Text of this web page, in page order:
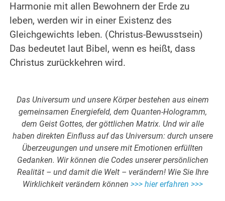
Harmonie mit allen Bewohnern der Erde zu
leben, werden wir in einer Existenz des
Gleichgewichts leben. (Christus-Bewusstsein)
Das bedeutet laut Bibel, wenn es heißt, dass
Christus zurückkehren wird.
Das Universum und unsere Körper bestehen aus einem
gemeinsamen Energiefeld, dem Quanten-Hologramm,
dem Geist Gottes, der göttlichen Matrix. Und wir alle
haben direkten Einfluss auf das Universum: durch unsere
Überzeugungen und unsere mit Emotionen erfüllten
Gedanken. Wir können die Codes unserer persönlichen
Realität – und damit die Welt – verändern! Wie Sie Ihre
Wirklichkeit verändern können >>> hier erfahren >>>